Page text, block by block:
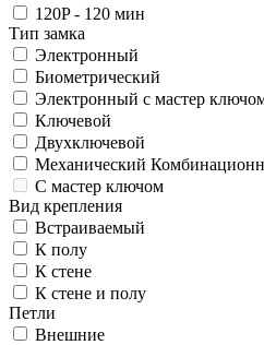
120P - 120 мин
Тип замка
Электронный
Биометрический
Электронный с мастер
Ключевой
Двухключевой
Механический
С мастер ключом
Вид крепления
Встраиваемый
К полу
К стене
К стене и полу
Петли
Внешние